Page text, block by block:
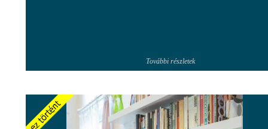
További részletek